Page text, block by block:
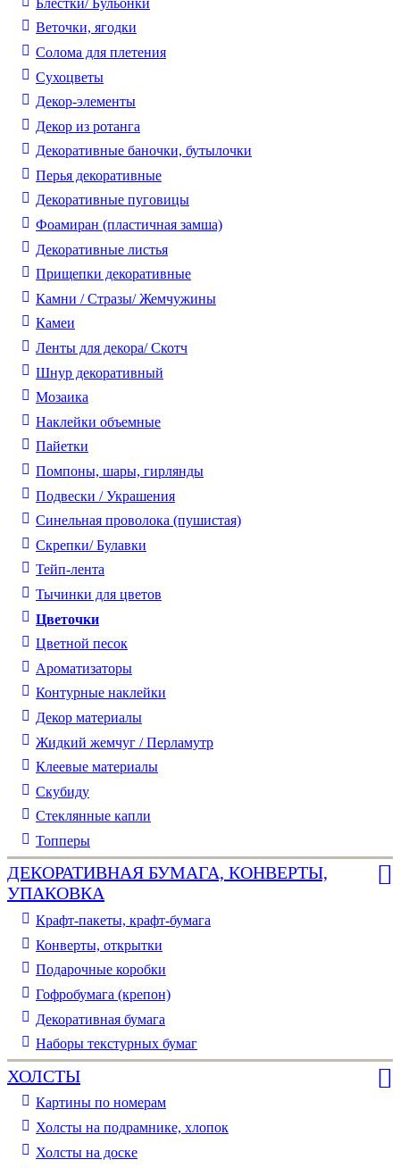
Веточки, ягодки
Солома для плетения
Cухоцветы
Декор-элементы
Декор из ротанга
Декоративные баночки, бутылочки
Перья декоративные
Декоративные пуговицы
Фоамиран (пластичная замша)
Декоративные листья
Прищепки декоративные
Камни / Cтразы/ Жемчужины
Камеи
Ленты для декора/ Скотч
Шнур декоративный
Мозаика
Наклейки объемные
Пайетки
Помпоны, шары, гирлянды
Подвески / Украшения
Синельная проволока (пушистая)
Скрепки/ Булавки
Тейп-лента
Тычинки для цветов
Цветочки
Цветной песок
Ароматизаторы
Контурные наклейки
Декор материалы
Жидкий жемчуг / Перламутр
Клеевые материалы
Скубиду
Стеклянные капли
Топперы
ДЕКОРАТИВНАЯ БУМАГА, КОНВЕРТЫ,
УПАКОВКА
Крафт-пакеты, крафт-бумага
Конверты, открытки
Подарочные коробки
Гофробумага (крепон)
Декоративная бумага
Наборы текстурных бумаг
ХОЛСТЫ
Картины по номерам
Холсты на подрамнике, хлопок
Холсты на доске